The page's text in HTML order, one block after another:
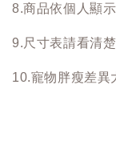
8.商品依個人顯
9.尺寸表請看清
10.寵物胖瘦差異